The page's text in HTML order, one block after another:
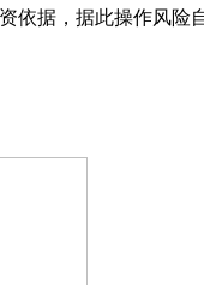
依据，据此操作风险